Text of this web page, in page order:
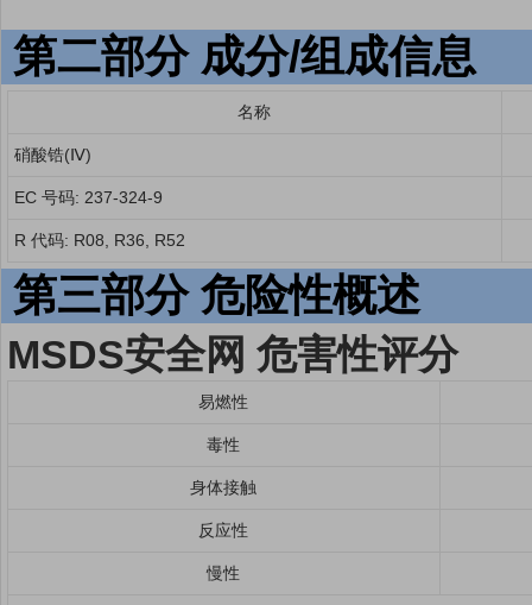
第二部分 成分/组成信息
名称
硝酸锆(Ⅳ)
EC 号码: 237-324-9
R 代码: R08, R36, R52
第三部分 危险性概述
MSDS安全网 危害性评分
易燃性
毒性
身体接触
反应性
慢性